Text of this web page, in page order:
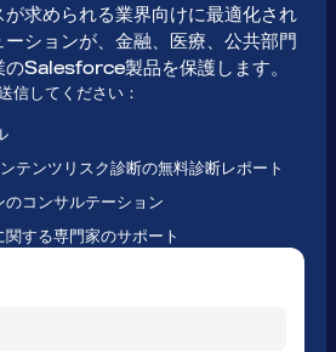
求められる業界向けに最適化され
ションが、金融、医療、公共部門
のSalesforce製品を保護します。
信してください：
ンツリスク診断の無料診断レポート
コンサルテーション
する専門家のサポート